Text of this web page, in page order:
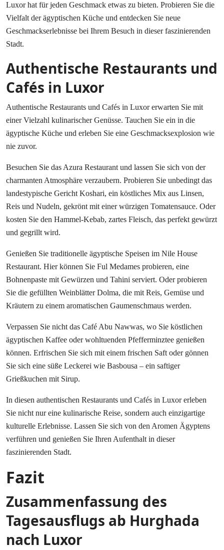
Luxor hat für jeden Geschmack etwas zu bieten. Probieren Sie die
Vielfalt der ägyptischen Küche und entdecken Sie neue
Geschmackserlebnisse bei Ihrem Besuch in dieser faszinierenden
Stadt.
Authentische Restaurants und
Cafés in Luxor
Authentische Restaurants und Cafés in Luxor erwarten Sie mit
einer Vielzahl kulinarischer Genüsse. Tauchen Sie ein in die
ägyptische Küche und erleben Sie eine Geschmacksexplosion wie
nie zuvor.
Besuchen Sie das Azura Restaurant und lassen Sie sich von der
charmanten Atmosphäre verzaubern. Probieren Sie unbedingt das
landestypische Gericht Koshari, ein köstliches Mix aus Linsen,
Reis und Nudeln, gekrönt mit einer würzigen Tomatensauce. Oder
kosten Sie den Hammel-Kebab, zartes Fleisch, das perfekt gewürzt
und gegrillt wird.
Genießen Sie traditionelle ägyptische Speisen im Nile House
Restaurant. Hier können Sie Ful Medames probieren, eine
Bohnenpaste mit Gewürzen und Tahini serviert. Oder probieren
Sie die gefüllten Weinblätter Dolma, die mit Reis, Gemüse und
Kräutern zu einem aromatischen Gaumenschmaus werden.
Verpassen Sie nicht das Café Abu Nawwas, wo Sie köstlichen
ägyptischen Kaffee oder wohltuenden Pfefferminztee genießen
können. Erfrischen Sie sich mit einem frischen Saft oder gönnen
Sie sich eine süße Leckerei wie Basbousa – ein saftiger
Grießkuchen mit Sirup.
In diesen authentischen Restaurants und Cafés in Luxor erleben
Sie nicht nur eine kulinarische Reise, sondern auch einzigartige
kulturelle Erlebnisse. Lassen Sie sich von den Aromen Ägyptens
verführen und genießen Sie Ihren Aufenthalt in dieser
faszinierenden Stadt.
Fazit
Zusammenfassung des
Tagesausflugs ab Hurghada
nach Luxor